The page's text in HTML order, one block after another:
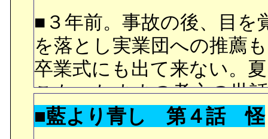
○二人のお互いへの気持
かれて来ているので、漸
感慨深いものがある。純
妹として扱ってきた理由
こからは音夢と他人とな
か。いや、だったら結婚
■３年前。事故の後、目を
を落とし実業団への推薦
卒業式にも出て来ない。
こもったままの孝之の世
月。事情を完全には知ら
■藍より青し 第４話 怪